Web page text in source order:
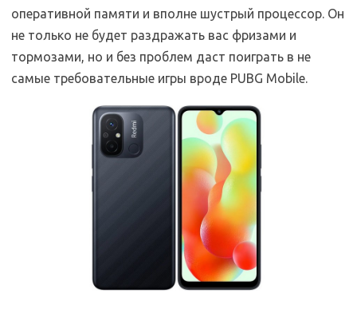
оперативной памяти и вполне шустрый процессор. Он
не только не будет раздражать вас фризами и
тормозами, но и без проблем даст поиграть в не
самые требовательные игры вроде PUBG Mobile.